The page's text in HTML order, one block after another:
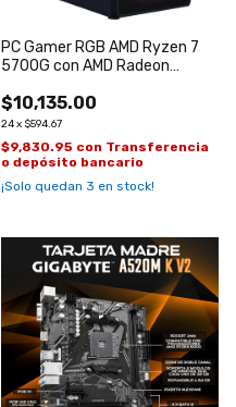
PC Gamer RGB AMD Ryzen 7
5700G con AMD Radeon
$10,135.00
24x $594.67
$9,830.95 con Transferencia
o depósito bancario
¡Solo quedan 3 en stock!